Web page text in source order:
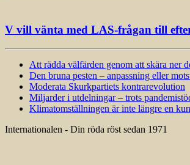
V vill vänta med LAS-frågan till
Att rädda välfärden genom att skära ner
Den bruna pesten – anpassning eller
Moderata Skurkpartiets kontrarevolution
Miljarder i utdelningar – trots
Klimatomställningen är inte längre en
Internationalen - Din röda röst sedan 1971